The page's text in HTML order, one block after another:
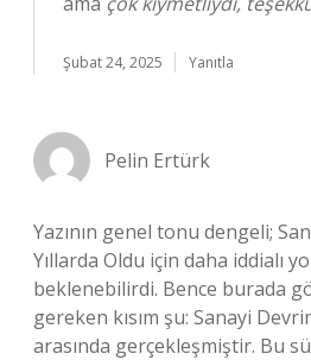
Şubat 24, 2025 Yanıtla
Pelin Ertürk
Yazının genel tonu dengeli;
Yıllarda Oldu için daha iddialı
beklenebilirdi. Bence burada
gereken kısım şu: Sanayi
arasında gerçekleşmiştir. Bu